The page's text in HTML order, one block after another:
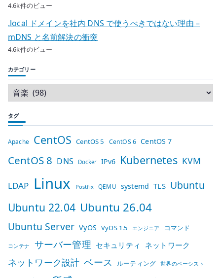
4.6k件のビュー
.local ドメインを社内 DNS で使うべきではない理由 –
mDNS と名前解決の衝突
4.6k件のビュー
カテゴリー
タグ
Apache CentOS CentOS 5 CentOS 6 CentOS 7
CentOS 8 DNS Docker IPv6 Kubernetes KVM
LDAP Linux Postfix QEMU systemd TLS Ubuntu
Ubuntu 22.04 Ubuntu 26.04
Ubuntu Server VyOS VyOS 1.5 エンジニア コマンド
コンテナ サーバー管理 セキュリティ ネットワーク
ネットワーク設計 ベース ルーティング 世界のベーシスト